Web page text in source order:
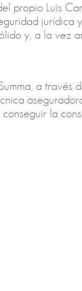
propio Luis
jurídica
y, a la vez
a través
la